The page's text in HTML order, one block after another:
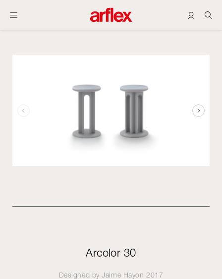
Arcolor 30
Designed byJaime Hayon 2017